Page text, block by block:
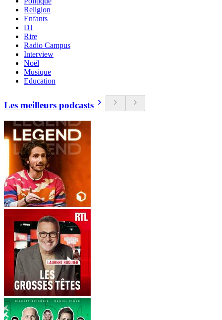
Religion
Enfants
DJ
Rire
Radio Campus
Interview
Noël
Musique
Education
Les meilleurs podcasts